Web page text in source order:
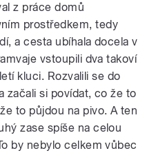
z práce domů
prostředkem, tedy
a cesta ubíhala docela v
vstoupili dva takoví
kluci. Rozvalili se do
začali si povídat, co že to
to půjdou na pivo. A ten
zase spíše na celou
by nebylo celkem vůbec